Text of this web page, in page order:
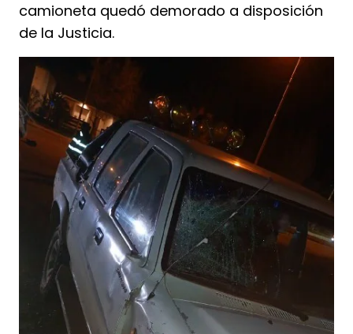
camioneta quedó demorado a disposición
de la Justicia.